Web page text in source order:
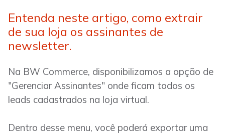
Entenda neste artigo, como extrair
de sua loja os assinantes de
newsletter.
Na BW Commerce, disponibilizamos a opção de
"Gerenciar Assinantes" onde ficam todos os
leads cadastrados na loja virtual.
Dentro desse menu, você poderá exportar uma